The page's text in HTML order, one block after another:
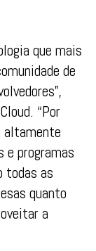
que mais
de
“Por
altamente
e programas
todas as
quanto
a